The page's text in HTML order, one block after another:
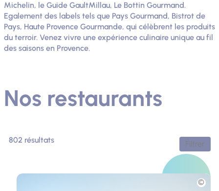
Michelin, le Guide GaultMillau, Le Bottin Gourmand.
Egalement des labels tels que Pays Gourmand, Bistrot de
Pays, Haute Provence Gourmande, qui célèbrent les produits
du terroir. Venez vivre une expérience culinaire unique au fil
des saisons en Provence.
Nos restaurants
802 résultats Filtrer
Photo